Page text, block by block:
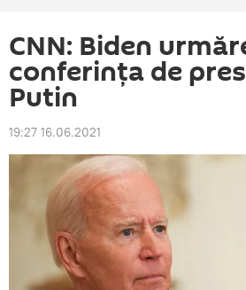
CNN: Biden
conferința de
Putin
19:27 16.06.2021